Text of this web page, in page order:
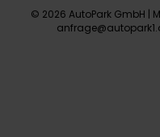
© 2026 AutoPark GmbH |